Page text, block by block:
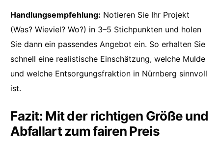
Handlungsempfehlung: Notieren Sie Ihr Projekt
(Was? Wieviel? Wo?) in 3–5 Stichpunkten und holen
Sie dann ein passendes Angebot ein. So erhalten Sie
schnell eine realistische Einschätzung, welche Mulde
und welche Entsorgungsfraktion in Nürnberg sinnvoll
ist.
Fazit: Mit der richtigen Größe und
Abfallart zum fairen Preis